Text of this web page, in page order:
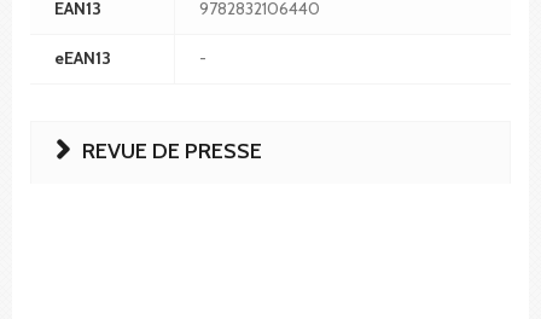
EAN13 9782832106440
eEAN13 -
REVUE DE PRESSE